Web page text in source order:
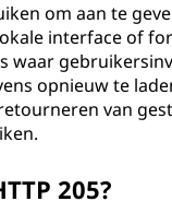
om aan te
interface of
waar
opnieuw te
van
205?